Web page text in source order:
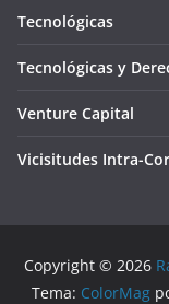
Tecnológicas
Tecnológicas y
Venture Capital
Vicisitudes Intra-
Copyright © 2026
Tema: ColorMag